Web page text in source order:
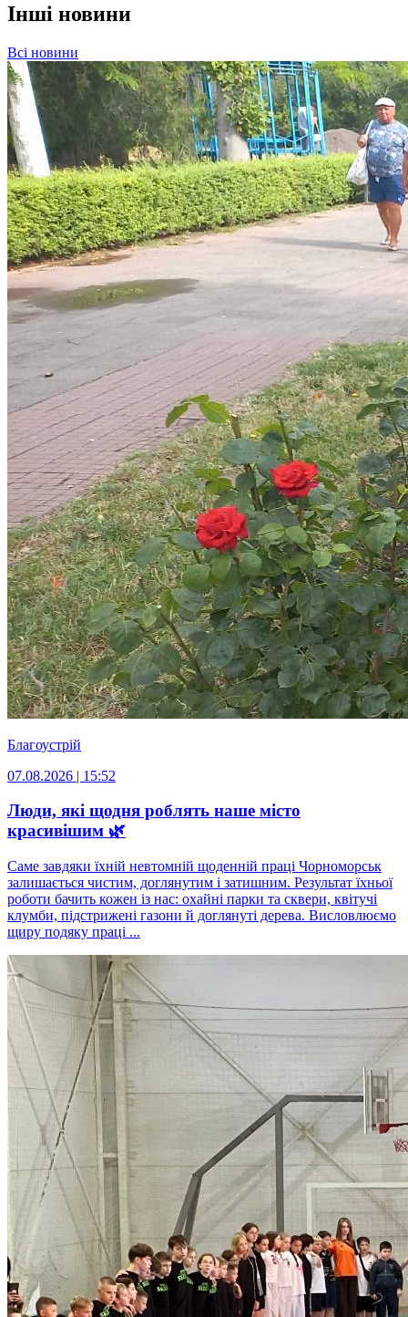
Інші новини
Всі новини
Благоустрій
07.08.2026 | 15:52
Люди, які щодня роблять наше місто
красивішим 🌿
Саме завдяки їхній невтомній щоденній праці Чорноморськ
залишається чистим, доглянутим і затишним. Результат їхньої
роботи бачить кожен із нас: охайні парки та сквери, квітучі
клумби, підстрижені газони й доглянуті дерева. Висловлюємо
щиру подяку праці ...